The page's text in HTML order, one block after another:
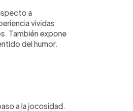
a
vividas
También expone
del humor.
a la jocosidad.